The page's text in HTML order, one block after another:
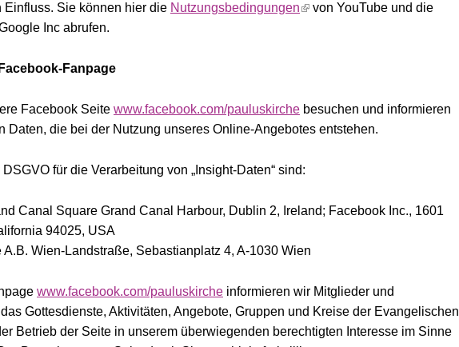
Einfluss. Sie können hier die Nutzungsbedingungen
von YouTube und die
Inc abrufen.
Fanpage
Facebook Seite www.facebook.com/pauluskirche besuchen und informieren
Daten, die bei der Nutzung unseres Online-Angebotes entstehen.
für die Verarbeitung von „Insight-Daten“ sind:
Canal Square Grand Canal Harbour, Dublin 2, Ireland; Facebook Inc., 1601
94025, USA
Wien-Landstraße, Sebastianplatz 4, A-1030 Wien
www.facebook.com/pauluskirche informieren wir Mitglieder und
Gottesdienste, Aktivitäten, Angebote, Gruppen und Kreise der Evangelischen
Betrieb der Seite in unserem überwiegenden berechtigten Interesse im Sinne